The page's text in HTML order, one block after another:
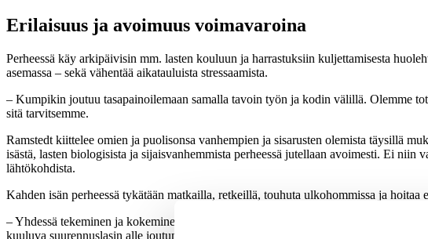
Erilaisuus ja avoimuus voimavaroina
Perheessä käy arkipäivisin mm. lasten kouluun ja harrastuksiin kuljettamisesta
asemassa – sekä vähentää aikatauluista stressaamista.
– Kumpikin joutuu tasapainoilemaan samalla tavoin työn ja kodin välillä. Olemme
sitä tarvitsemme.
Ramstedt kiittelee omien ja puolisonsa vanhempien ja sisarusten olemista täysillä
isästä, lasten biologisista ja sijaisvanhemmista perheessä jutellaan avoimesti. Ei
lähtökohdista.
Kahden isän perheessä tykätään matkailla, retkeillä, touhuta ulkohommissa ja hoitaa
– Yhdessä tekeminen ja kokeminen tekevät arjesta kevyttä ja nautinnollista,
kuuluva suurennuslasin alle joutuminen voi ajoittain tuntua ahdistavalta.